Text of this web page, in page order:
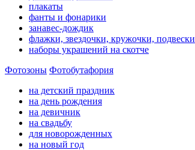
плакаты
фанты и фонарики
занавес-дождик
флажки, звездочки, кружочки, подвески
наборы украшений на скотче
Фотозоны Фотобутафория
на детский праздник
на день рождения
на девичник
на свадьбу
для новорожденных
на новый год